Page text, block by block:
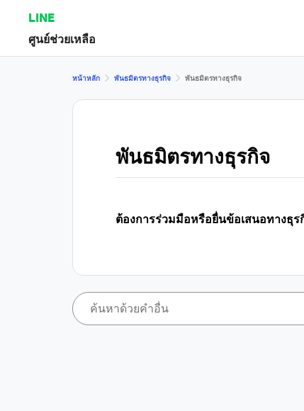
LINE
ศูนย์ช่วยเหลือ
หน้าหลัก พันธมิตรทางธุรกิจ พันธมิตรทางธุรกิจ
พันธมิตรทางธุรกิจ
ต้องการร่วมมือหรือยื่นข้อเสนอทางธุร